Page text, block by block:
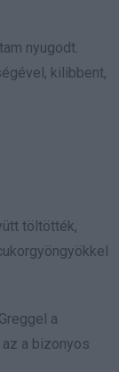
nyugodt.
kilibbent,
töltötték,
a
az a bizonyos